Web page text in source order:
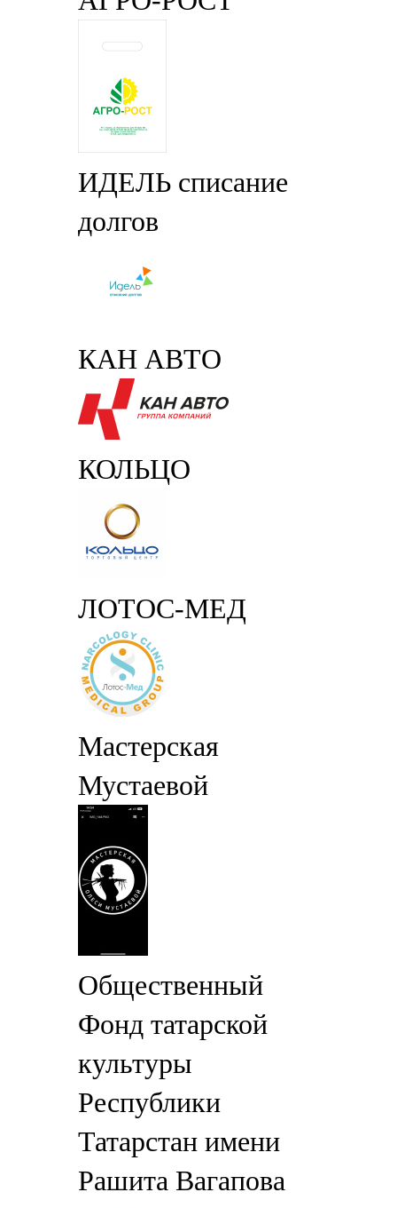
ИДЕЛЬ списание
долгов
КАН АВТО
КОЛЬЦО
ЛОТОС-МЕД
Мастерская
Мустаевой
Общественный
Фонд татарской
культуры
Республики
Татарстан имени
Рашита Вагапова